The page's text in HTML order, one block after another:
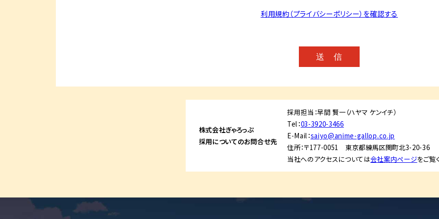
利用規約（プライバシーポリシー）を確認する
送 信
株式会社ぎゃろっぷ
採用についてのお問合せ先
採用担当：早間 賢一（ハヤマ ケンイチ）
Tel：03-3920-3466
E-Mail：saiyo@anime-gallop.co.jp
住所：〒177-0051 東京都練馬区関町北3-20-36
当社へのアクセスについては会社案内ページをご覧